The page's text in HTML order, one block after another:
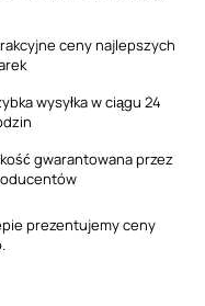
ceny najlepszych
wysyłka w ciągu 24
gwarantowana przez
prezentujemy ceny